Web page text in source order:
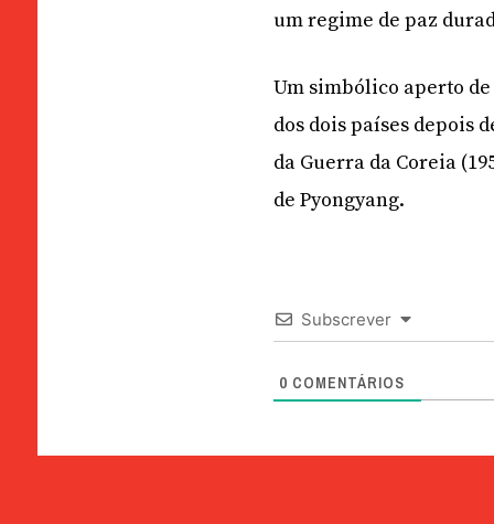
um regime de paz
Um simbólico aperto
dos dois países depois
da Guerra da Coreia
de Pyongyang.
Subscrever
0 COMENTÁRIOS